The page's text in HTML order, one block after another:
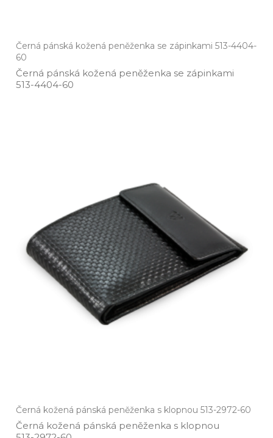
Černá pánská kožená peněženka se zápinkami 513-4404-
60
Černá pánská kožená peněženka se zápinkami
513­-4404­-60
Černá kožená pánská peněženka s klopnou 513-2972-60
Černá kožená pánská peněženka s klopnou